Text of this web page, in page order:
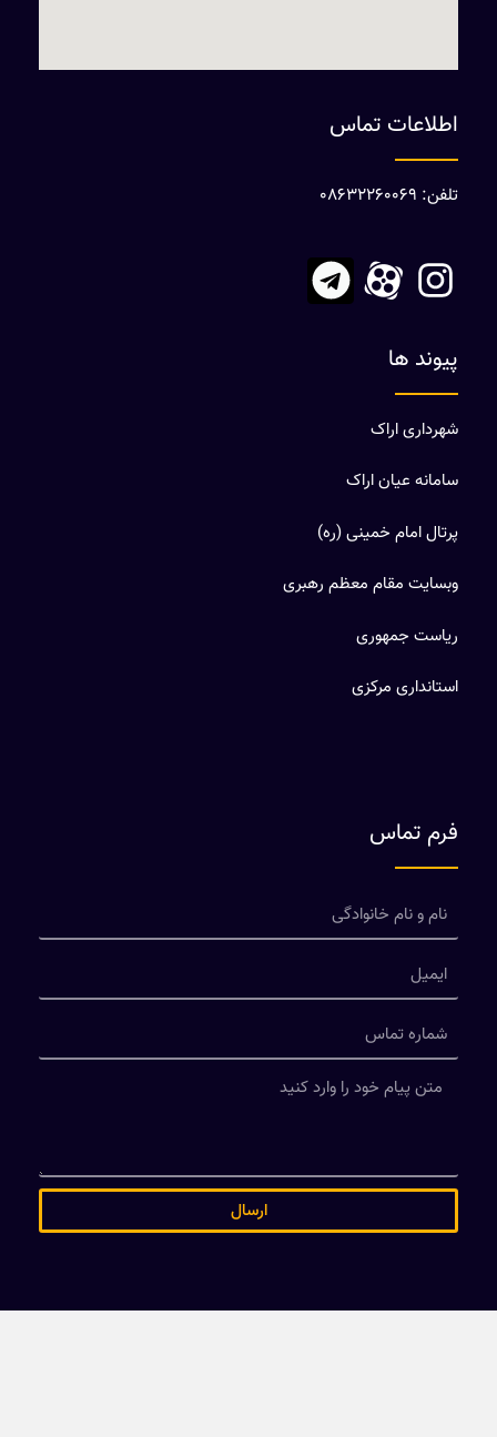
اطلاعات تماس
تلفن: 08632260069
پیوند ها
شهرداری اراک
سامانه عیان اراک
پرتال امام خمینی (ره)
وبسایت مقام معظم رهبری
ریاست جمهوری
استانداری مرکزی
فرم تماس
ارسال